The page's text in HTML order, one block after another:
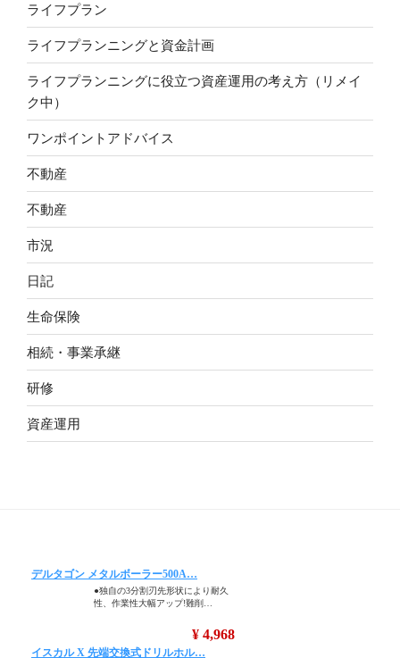
ライフプラン
ライフプランニングと資金計画
ライフプランニングに役立つ資産運用の考え方（リメイ
ク中）
ワンポイントアドバイス
不動産
不動産
市況
日記
生命保険
相続・事業承継
研修
資産運用